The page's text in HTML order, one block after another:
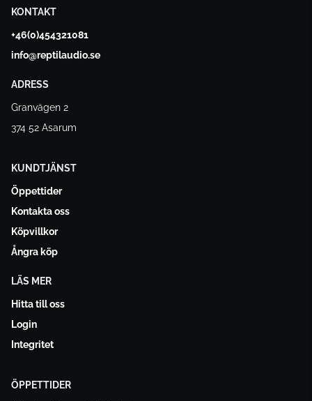
KONTAKT
+46(0)454321081
info@reptilaudio.se
ADRESS
Granvägen 2
374 52 Asarum
KUNDTJÄNST
Öppettider
Kontakta oss
Köpvillkor
Ångra köp
LÄS MER
Hitta till oss
Login
Integritet
ÖPPETTIDER